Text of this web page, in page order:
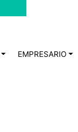
EMPRESARIO